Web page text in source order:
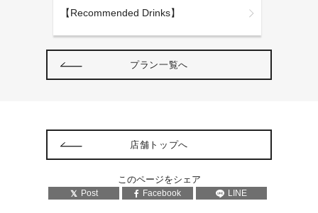
【Recommended Drinks】
プラン一覧へ
店舗トップへ
このページをシェア
Post Facebook LINE